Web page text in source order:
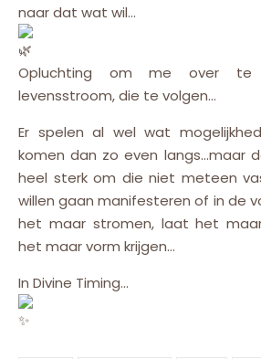
naar dat wat wil…
Opluchting om me over
levensstroom, die te volgen…
Er spelen al wel wat
komen dan zo even langs…maar
heel sterk om die niet meteen
willen gaan manifesteren of in de
het maar stromen, laat het
het maar vorm krijgen…
In Divine Timing…